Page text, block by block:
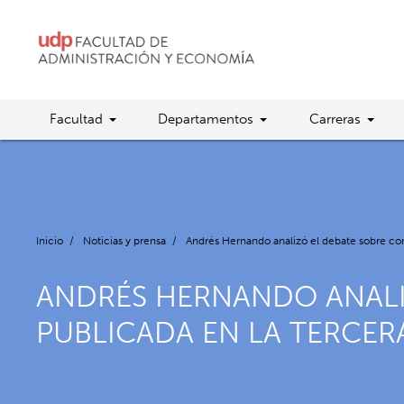
Facultad Departamentos Carreras
Inicio / Noticias y prensa / Andrés Hernando analizó el debate sobre
ANDRÉS HERNANDO
PUBLICADA EN LA